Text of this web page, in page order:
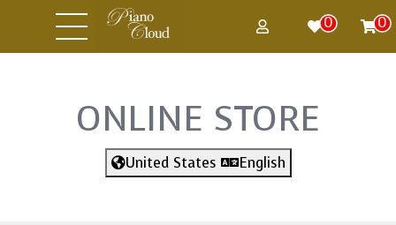
0 0
ONLINE STORE
United States English